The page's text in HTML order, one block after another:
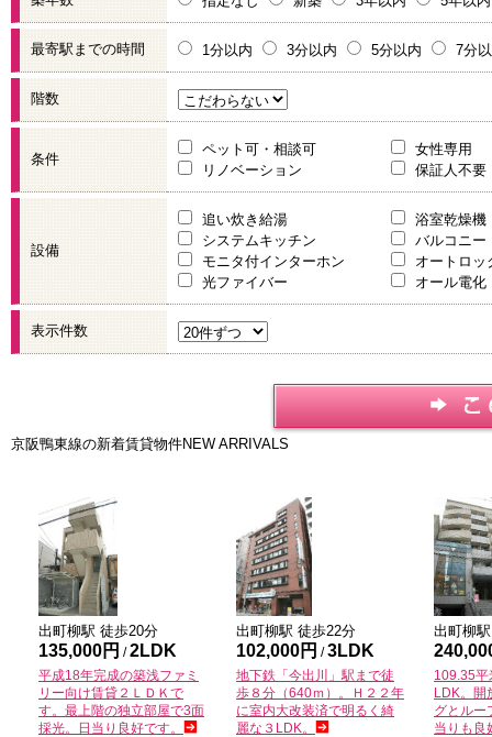
最寄駅までの時間 1分以内 3分以内 5分以内 7分
階数
条件
ペット可・相談可
女性専用
リノベーション
保証人不要
設備
追い炊き給湯
浴室乾燥機
システムキッチン
バルコニー
モニタ付インターホン
オートロッ
光ファイバー
オール電化
表示件数
京阪鴨東線の新着賃貸物件NEW ARRIVALS
出町柳駅 徒歩20分
135,000円 /2LDK
平成18年完成の築浅ファミ
リー向け賃貸２ＬＤＫで
す。最上階の独立部屋で3面
採光。日当り良好です。
出町柳駅 徒歩22分
102,000円 /3LDK
地下鉄「今出川」駅まで徒
歩８分（640ｍ）。Ｈ２２年
に室内大改装済で明るく綺
麗な３LDK。
出町柳
109.35平
LDK。開
グとルー
当りも良